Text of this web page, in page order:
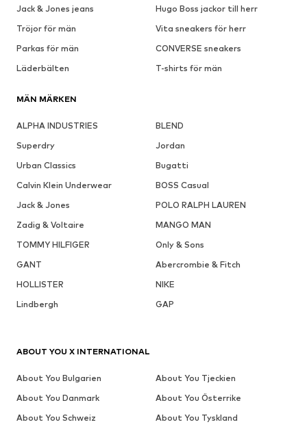
Jack & Jones jeans
Hugo Boss jackor till herr
Tröjor för män
Vita sneakers för herr
Parkas för män
CONVERSE sneakers
Läderbälten
T-shirts för män
MÄN MÄRKEN
ALPHA INDUSTRIES
BLEND
Superdry
Jordan
Urban Classics
Bugatti
Calvin Klein Underwear
BOSS Casual
Jack & Jones
POLO RALPH LAUREN
Zadig & Voltaire
MANGO MAN
TOMMY HILFIGER
Only & Sons
GANT
Abercrombie & Fitch
HOLLISTER
NIKE
Lindbergh
GAP
ABOUT YOU X INTERNATIONAL
About You Bulgarien
About You Tjeckien
About You Danmark
About You Österrike
About You Schweiz
About You Tyskland